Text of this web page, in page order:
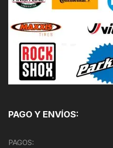
PAGO Y ENVÍOS:
PAGOS: